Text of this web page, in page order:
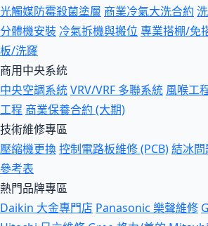
光觸媒防霉殺菌塗層 商業冷氣大洗合約
分體機安裝 冷氣拆機與搬位 專業搭棚/免
板/洗窿
商用中央系統
中央空調系統VRV/VRF 多聯系統 風喉工
工程 商業保養合約 (大期)
技術維修專區
壓縮機更換控制電路板維修 (PCB)結冰問
參考表
熱門品牌專區
Daikin 大金專門店 Panasonic 樂聲維修